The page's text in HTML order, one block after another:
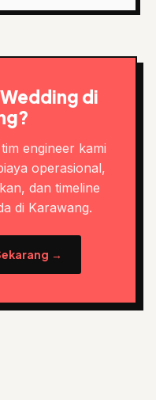
di
engineer kami
operasional,
dan timeline
di Karawang.
→